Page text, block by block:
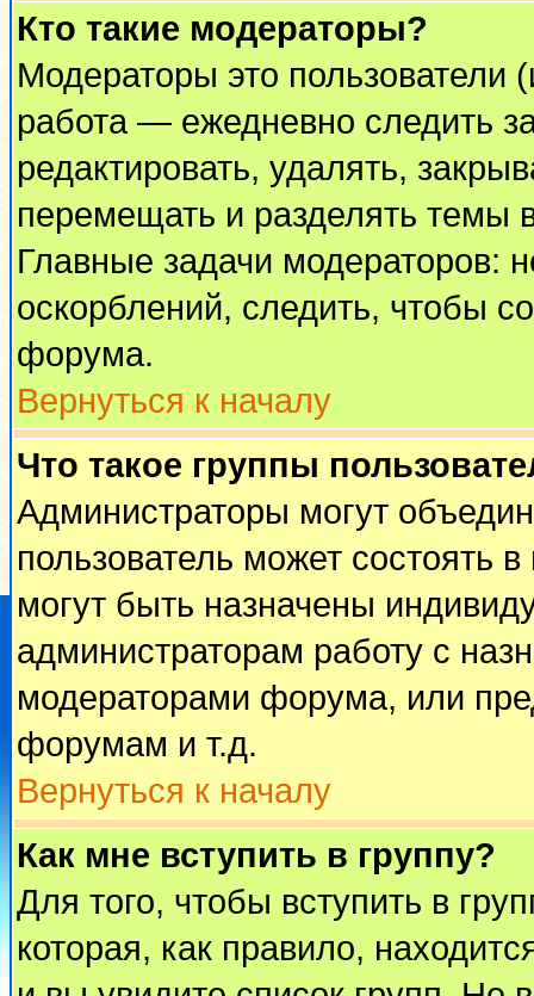
Кто такие модераторы?
Модераторы это пользователи
работа — ежедневно следить
редактировать, удалять,
перемещать и разделять темы
Главные задачи модераторов:
оскорблений, следить, чтобы
форума.
Вернуться к началу
Что такое группы
Администраторы могут
пользователь может состоять
могут быть назначены
администраторам работу с
модераторами форума, или
форумам и т.д.
Вернуться к началу
Как мне вступить в группу?
Для того, чтобы вступить в
которая, как правило,